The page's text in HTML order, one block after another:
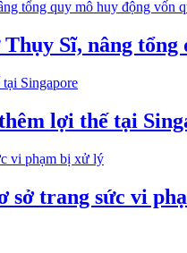
Sĩ, nâng
lợi thế tại
sở trang sức vi